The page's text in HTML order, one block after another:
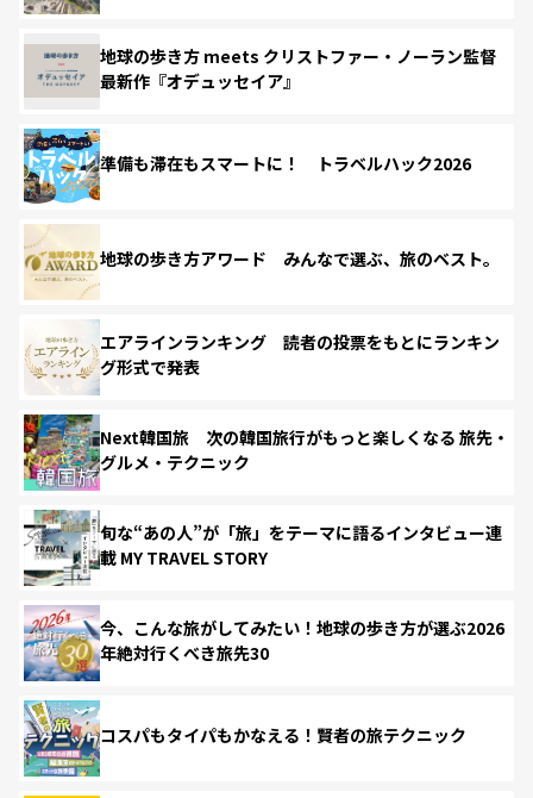
地球の歩き方 meets クリストファー・ノーラン監督
最新作『オデュッセイア』
準備も滞在もスマートに！ トラベルハック2026
地球の歩き方アワード みんなで選ぶ、旅のベスト。
エアラインランキング 読者の投票をもとにランキン
グ形式で発表
Next韓国旅 次の韓国旅行がもっと楽しくなる 旅先・
グルメ・テクニック
旬な“あの人”が「旅」をテーマに語るインタビュー連
載 MY TRAVEL STORY
今、こんな旅がしてみたい！地球の歩き方が選ぶ2026
年絶対行くべき旅先30
コスパもタイパもかなえる！賢者の旅テクニック